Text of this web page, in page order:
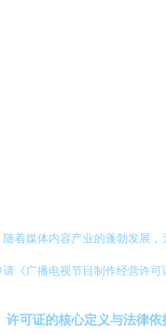
随着媒体内容产业的蓬勃发展
请《广播电视节目制作经营许
许可证的核心定义与法律依